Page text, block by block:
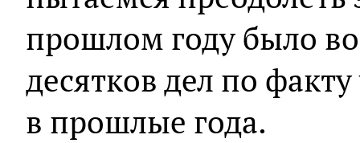
прошлом году было
десятков дел по
в прошлые года.